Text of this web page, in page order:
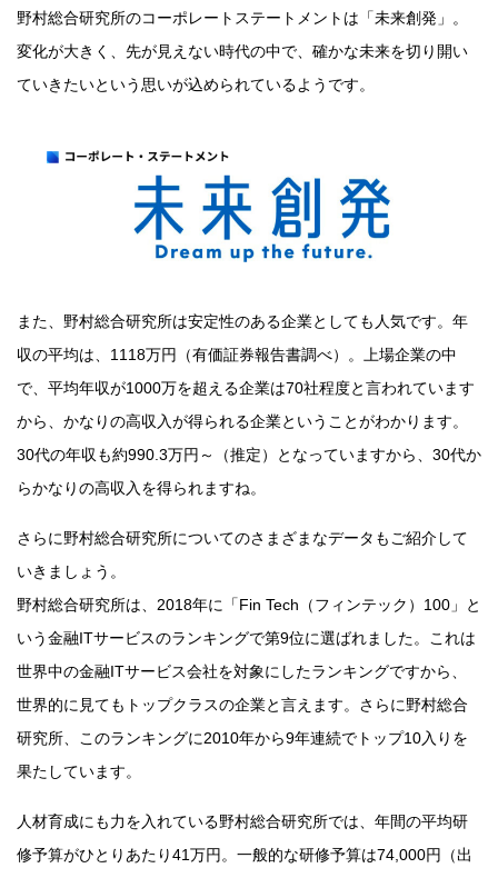
野村総合研究所のコーポレートステートメントは「未来創発」。
変化が大きく、先が見えない時代の中で、確かな未来を切り開い
ていきたいという思いが込められているようです。
また、野村総合研究所は安定性のある企業としても人気です。年
収の平均は、1118万円（有価証券報告書調べ）。上場企業の中
で、平均年収が1000万を超える企業は70社程度と言われています
から、かなりの高収入が得られる企業ということがわかります。
30代の年収も約990.3万円～（推定）となっていますから、30代か
らかなりの高収入を得られますね。
さらに野村総合研究所についてのさまざまなデータもご紹介して
いきましょう。
野村総合研究所は、2018年に「Fin Tech（フィンテック）100」と
いう金融ITサービスのランキングで第9位に選ばれました。これは
世界中の金融ITサービス会社を対象にしたランキングですから、
世界的に見てもトップクラスの企業と言えます。さらに野村総合
研究所、このランキングに2010年から9年連続でトップ10入りを
果たしています。
人材育成にも力を入れている野村総合研究所では、年間の平均研
修予算がひとりあたり41万円。一般的な研修予算は74,000円（出